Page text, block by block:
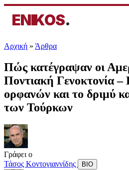
ENIKOS.
Αρχική » Άρθρα
Πώς κατέγραψαν οι
Ποντιακή Γενοκτονία –
ορφανών και το δριμύ
των Τούρκων
Γράφει ο
Τάσος Κοντογιαννίδης
ΒΙΟ